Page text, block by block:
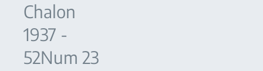
Chalon
1937 -
52Num 23